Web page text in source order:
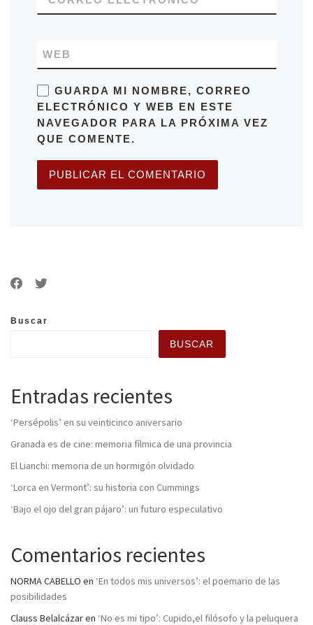
WEB
GUARDA MI NOMBRE, CORREO
ELECTRÓNICO Y WEB EN ESTE
NAVEGADOR PARA LA PRÓXIMA VEZ
QUE COMENTE.
Buscar
BUSCAR
Entradas recientes
‘Persépolis’ en su veinticinco aniversario
Granada es de cine: memoria fílmica de una provincia
El Lianchi: memoria de un hormigón olvidado
‘Lorca en Vermont’: su historia con Cummings
‘Bajo el ojo del gran pájaro’: un futuro especulativo
Comentarios recientes
NORMA CABELLO en ‘En todos mis universos’: el poemario de las
posibilidades
Clauss Belalcázaren ‘No es mi tipo’: Cupido,el filósofo y la peluquera